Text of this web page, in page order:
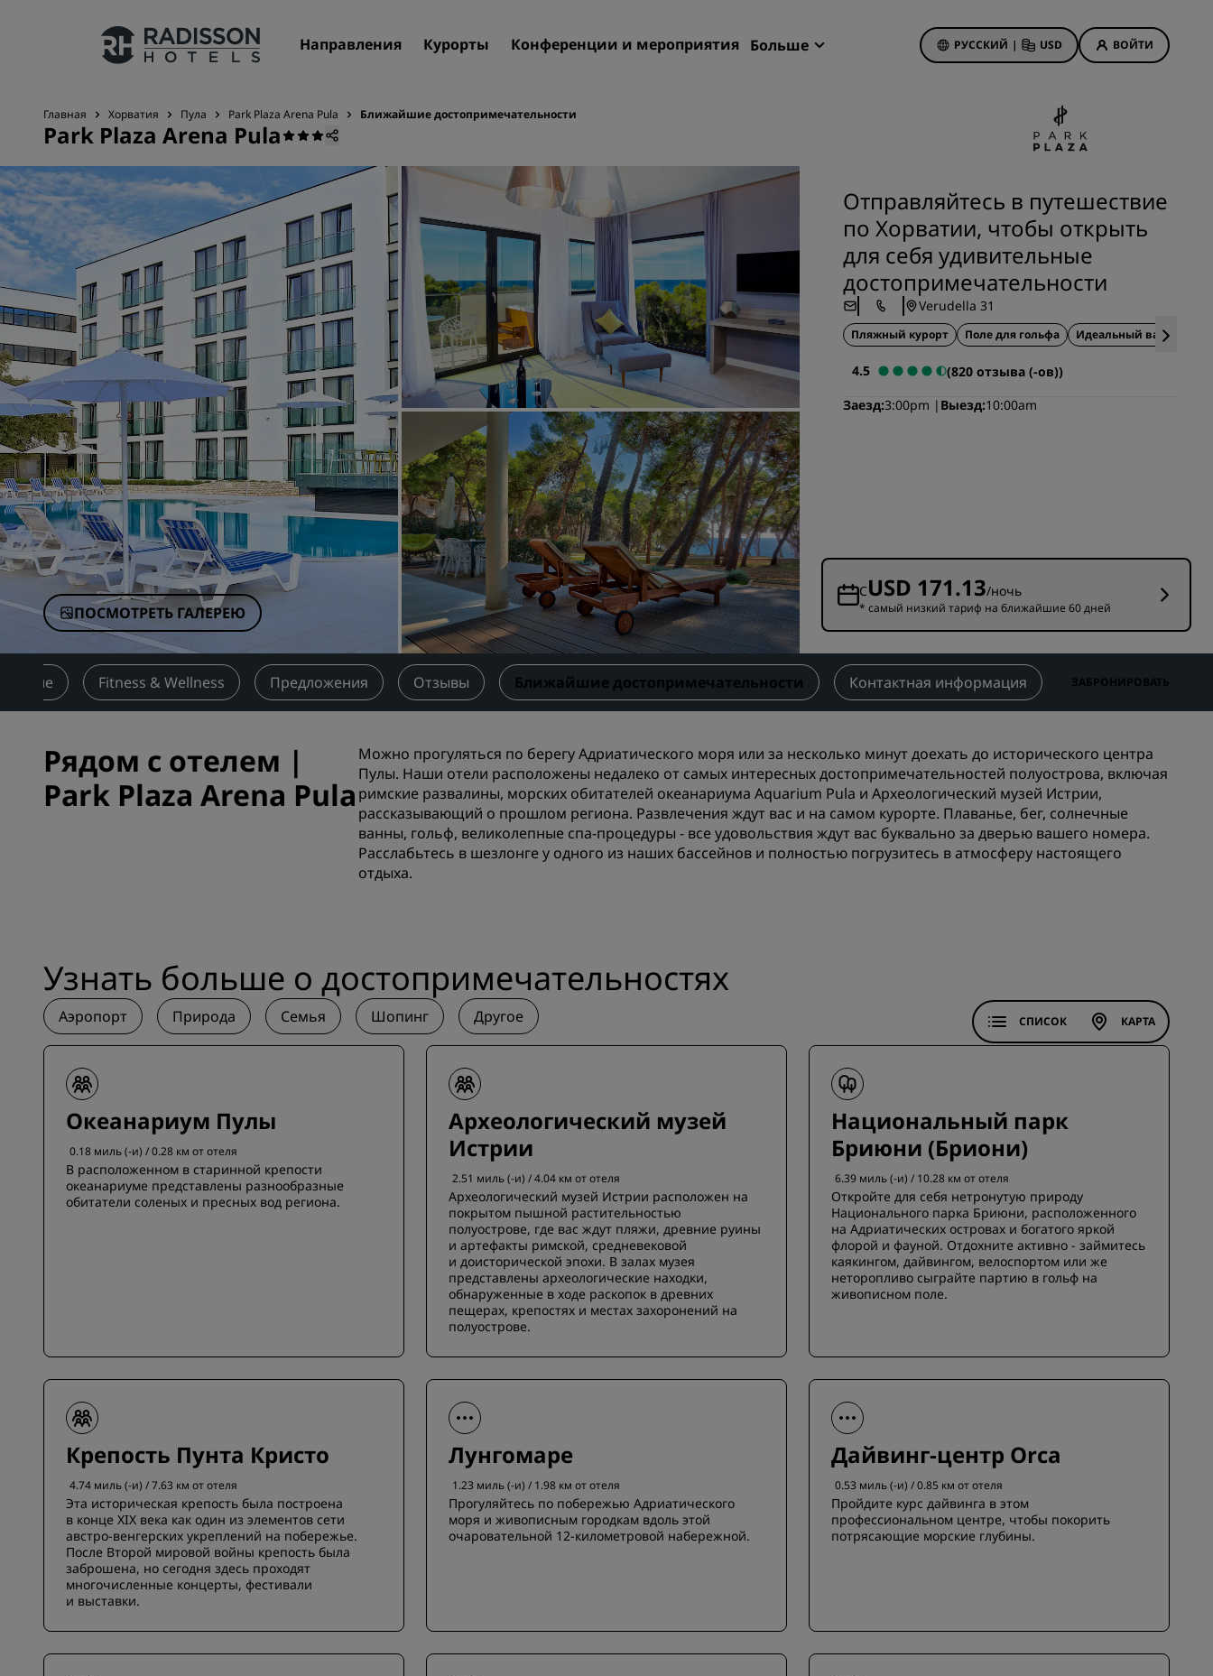
Направления Курорты Конференции и мероприятия Больше РУССКИЙ | USD ВОЙТИ
Наши бренды
Бренды Radisson Hotels
Аффилированные бренды в Китае
Курорты
Апартаменты с обслуживанием
Отели при аэропорте
Новые и будущие отели
Конференции и мероприятия
Откройте для себя Radisson
Meetings
Забронировать помещение для
мероприятия
Запросить ценовое
предложение
Направления для проведения
мероприятий
Отраслевые решения
Найти рейсы
Найти рейсы
Питание
Цифровые услуги
Приложение Radisson Hotels
Акции отелей
предложения
Выигрыш с первого раза
Тариф «Предложения дня»
Бронируйте заранее
Ознакомьтесь с нашими
пакетами услуг
Идеи для путешествий
Отели для семейного отдыха
команд
Деловой путешественник
Отели в центре города
Radisson Rewards
Rewards
Привилегии
Как использовать баллы
Как заработать баллы
Bookers and Planners
Главная Хорватия Пула Park Plaza Arena Pula Ближайшие достопримечательности
Park Plaza Arena Pula
ПОСМОТРЕТЬ ГАЛЕРЕЮ
Отправляйтесь в путешествие
по Хорватии, чтобы открыть
для себя удивительные
достопримечательности
Verudella 31
Пляжный курорт Поле для гольфа Идеальный вариант
4.5
(820 отзыва (-ов))
Заезд 3:00pm Выезд 10:00am
СUSD 171.13/ночь
* самый низкий тариф на ближайшие 60 дней
Fitness & Wellness Предложения Отзывы Ближайшие достопримечательности Контактная информация ЗАБРОНИРОВАТЬ
Рядом с отелем |
Park Plaza Arena Pula
Можно прогуляться по берегу Адриатического моря или за несколько минут доехать до исторического центра
Пулы. Наши отели расположены недалеко от самых интересных достопримечательностей полуострова, включая
римские развалины, морских обитателей океанариума Aquarium Pula и Археологический музей Истрии,
рассказывающий о прошлом региона. Развлечения ждут вас и на самом курорте. Плаванье, бег, солнечные
ванны, гольф, великолепные спа-процедуры - все удовольствия ждут вас буквально за дверью вашего номера.
Расслабьтесь в шезлонге у одного из наших бассейнов и полностью погрузитесь в атмосферу настоящего
отдыха.
Узнать больше о достопримечательностях
Аэропорт Природа Семья Шопинг Другое СПИСОК КАРТА
Океанариум Пулы
0.18 миль (-и) / 0.28 км от отеля
В расположенном в старинной крепости
океанариуме представлены разнообразные
обитатели соленых и пресных вод региона.
Археологический музей
Истрии
2.51 миль (-и) / 4.04 км от отеля
Археологический музей Истрии расположен на
покрытом пышной растительностью
полуострове, где вас ждут пляжи, древние руины
и артефакты римской, средневековой
и доисторической эпохи. В залах музея
представлены археологические находки,
обнаруженные в ходе раскопок в древних
пещерах, крепостях и местах захоронений на
полуострове.
Национальный парк
Бриюни (Бриони)
6.39 миль (-и) / 10.28 км от отеля
Откройте для себя нетронутую природу
Национального парка Бриюни, расположенного
на Адриатических островах и богатого яркой
флорой и фауной. Отдохните активно - займитесь
каякингом, дайвингом, велоспортом или же
неторопливо сыграйте партию в гольф на
живописном поле.
Крепость Пунта Кристо
4.74 миль (-и) / 7.63 км от отеля
Эта историческая крепость была построена
в конце XIX века как один из элементов сети
австро-венгерских укреплений на побережье.
После Второй мировой войны крепость была
заброшена, но сегодня здесь проходят
многочисленные концерты, фестивали
и выставки.
Лунгомаре
1.23 миль (-и) / 1.98 км от отеля
Прогуляйтесь по побережью Адриатического
моря и живописным городкам вдоль этой
очаровательной 12-километровой набережной.
Дайвинг-центр Orca
0.53 миль (-и) / 0.85 км от отеля
Пройдите курс дайвинга в этом
профессиональном центре, чтобы покорить
потрясающие морские глубины.